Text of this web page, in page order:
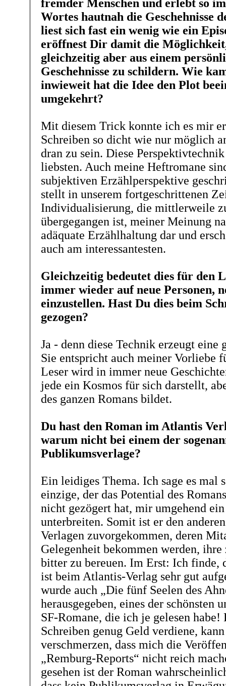
fremder Menschen und erlebt so
Wortes hautnah die Geschehnisse
liest sich fast ein wenig wie ein
eröffnest Dir damit die
gleichzeitig aber aus einem
Geschehnisse zu schildern. Wie
inwieweit hat die Idee den Plot
umgekehrt?
Mit diesem Trick konnte ich es mir
Schreiben so dicht wie nur möglich
dran zu sein. Diese
liebsten. Auch meine Heftromane
subjektiven Erzählperspektive
stellt in unserem fortgeschrittenen
Individualisierung, die mittlerweile
übergegangen ist, meiner Meinung
adäquate Erzählhaltung dar und
auch am interessantesten.
Gleichzeitig bedeutet dies für den
immer wieder auf neue Personen,
einzustellen. Hast Du dies beim
gezogen?
Ja - denn diese Technik erzeugt eine
Sie entspricht auch meiner Vorliebe
Leser wird in immer neue
jede ein Kosmos für sich darstellt,
des ganzen Romans bildet.
Du hast den Roman im Atlantis
warum nicht bei einem der
Publikumsverlage?
Ein leidiges Thema. Ich sage es mal
einzige, der das Potential des
nicht gezögert hat, mir umgehend
unterbreiten. Somit ist er den
Verlagen zuvorgekommen, deren
Gelegenheit bekommen werden,
bitter zu bereuen. Im Erst: Ich finde,
ist beim Atlantis-Verlag sehr gut
wurde auch „Die fünf Seelen des
herausgegeben, eines der schönsten
SF-Romane, die ich je gelesen
Schreiben genug Geld verdiene,
verschmerzen, dass mich die
„Remburg-Reports“ nicht reich
gesehen ist der Roman